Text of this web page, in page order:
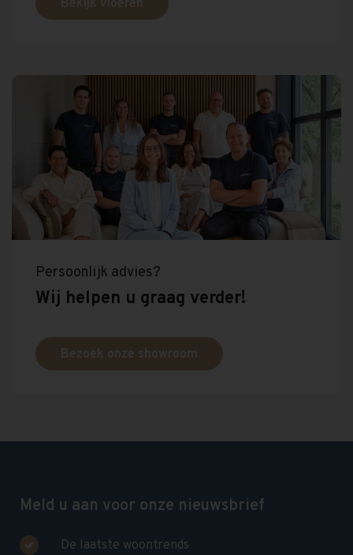
Bekijk vloeren
Persoonlijk advies?
Wij helpen u graag verder!
Bezoek onze showroom
Meld u aan voor onze nieuwsbrief
De laatste woontrends